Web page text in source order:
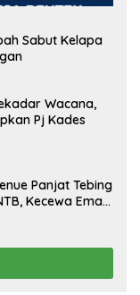
Sabut Kelapa
Wacana,
Pj Kades
Panjat Tebing
Kecewa Emas